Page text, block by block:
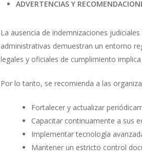
ADVERTENCIAS Y
La ausencia de indemnizaciones
administrativas demuestran un entorno
legales y oficiales de cumplimiento
Por lo tanto, se recomienda a las
Fortalecer y actualizar
Capacitar continuamente a sus
Implementar tecnología
Mantener un estricto control